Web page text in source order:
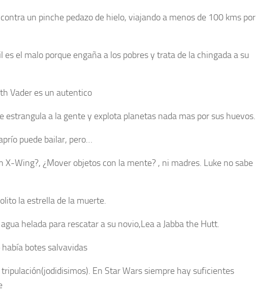
un pinche pedazo de hielo, viajando a menos de 100 kms por
es el malo porque engaña a los pobres y trata de la chingada a su
Vader es un autentico
estrangula a la gente y explota planetas nada mas por sus huevos.
puede bailar, pero…
X-Wing?, ¿Mover objetos con la mente? , ni madres. Luke no sabe
la estrella de la muerte.
helada para rescatar a su novio,Lea a Jabba the Hutt.
botes salvavidas
En Star Wars siempre hay suficientes